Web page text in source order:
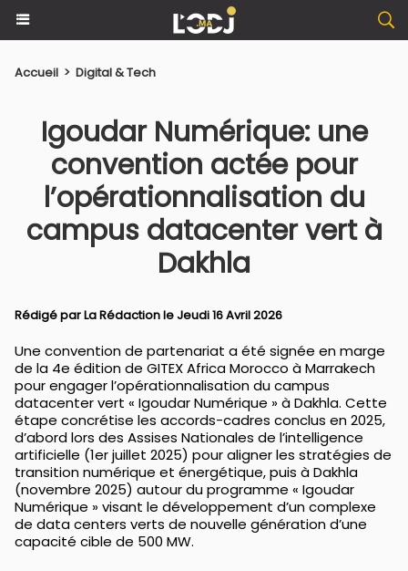
Accueil > Digital & Tech
Igoudar Numérique: une
convention actée pour
l’opérationnalisation du
campus datacenter vert à
Dakhla
Rédigé par La Rédaction le Jeudi 16 Avril 2026
Une convention de partenariat a été signée en marge
de la 4e édition de GITEX Africa Morocco à Marrakech
pour engager l’opérationnalisation du campus
datacenter vert « Igoudar Numérique » à Dakhla. Cette
étape concrétise les accords-cadres conclus en 2025,
d’abord lors des Assises Nationales de l’intelligence
artificielle (1er juillet 2025) pour aligner les stratégies de
transition numérique et énergétique, puis à Dakhla
(novembre 2025) autour du programme « Igoudar
Numérique » visant le développement d’un complexe
de data centers verts de nouvelle génération d’une
capacité cible de 500 MW.